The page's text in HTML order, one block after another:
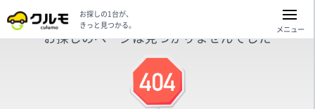
お探しの1台が、
きっと見つかる。
メニュー
お探しのページは見つかりませんでした